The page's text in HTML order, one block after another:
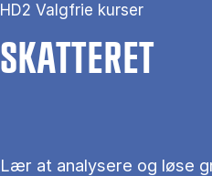
HD2 Valgfrie kurser
SKAT­TE­RET
Lær at analysere og løse